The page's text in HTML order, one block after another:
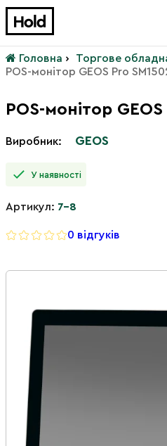
Головна › Торгове
POS-монітор GEOS Pro
POS-монітор
Виробник: GEOS
У наявності
Артикул: 7-8
0 відгуків